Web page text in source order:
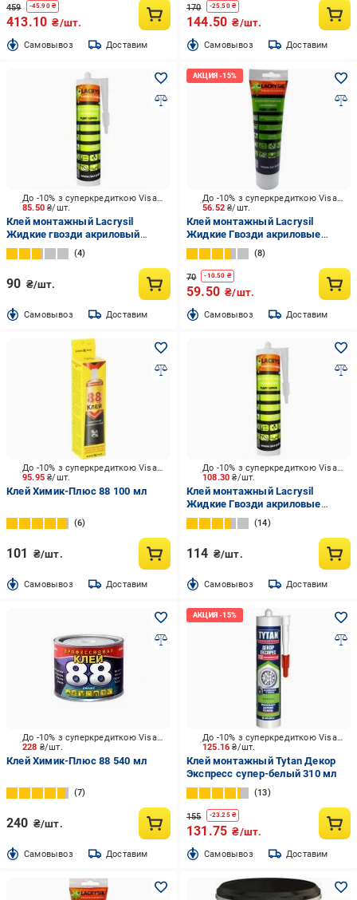
459 -45.90₴
413.10 ₴/шт.
Cамовывоз Доставим
170 -25.50₴
144.50 ₴/шт.
Cамовывоз Доставим
85.50₴/шт.
До -10% з суперкредиткою Visa Вигода
Клей монтажный Lacrysil
Жидкие гвозди акриловый
белый 400 мл
4
90 ₴/шт.
Cамовывоз Доставим
56.52₴/шт.
До -10% з суперкредиткою Visa Вигода
Клей монтажный Lacrysil
Жидкие Гвозди акриловые
белый 200 г
8
70 -10.50 ₴
59.50 ₴/шт.
Cамовывоз Доставим
95.95₴/шт.
До -10% з суперкредиткою Visa Вигода
Клей Химик-Плюс 88 100 мл
6
101 ₴/шт.
Cамовывоз Доставим
108.30₴/шт.
До -10% з суперкредиткою Visa Вигода
Клей монтажный Lacrysil
Жидкие Гвозди акриловые
прозрачные 280 мл
14
114 ₴/шт.
Cамовывоз Доставим
228 ₴/шт.
До -10% з суперкредиткою Visa Вигода
Клей Химик-Плюс 88 540 мл
7
240 ₴/шт.
Cамовывоз Доставим
125.16₴/шт.
До -10% з суперкредиткою Visa Вигода
Клей монтажный Tytan Декор
Экспресс супер-белый 310 мл
13
155 -23.25₴
131.75 ₴/шт.
Cамовывоз Доставим